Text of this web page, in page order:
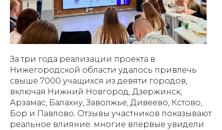
За три года реализации проекта в
Нижегородской области удалось привлечь
свыше 7000 учащихся из девяти городов,
включая Нижний Новгород, Дзержинск,
Арзамас, Балахну, Заволжье, Дивеево, Кстово,
Бор и Павлово. Отзывы участников показывают
реальное влияние: многие впервые увидели